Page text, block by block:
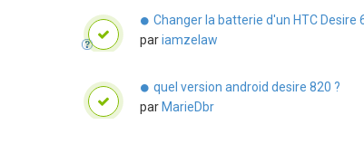
Changer la batterie d'un HTC Desire
pariamzelaw
quel version android desire 820 ?
par MarieDbr